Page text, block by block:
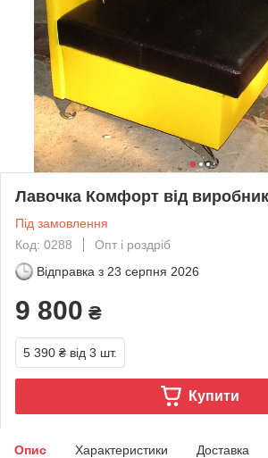
Лавочка Комфорт від
Під замовлення
Код: 0288
Опт і роздріб
Відправка з 23 серпня 2026
9 800 ₴
5 390 ₴ від 3 шт.
Купити
Опис Характеристики Доставка